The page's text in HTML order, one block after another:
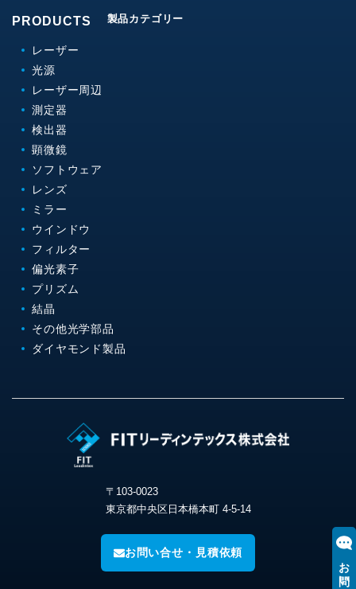
〒103-0023
東京都中央区日本橋本町 4-5-14
お問い合せ・見積依頼
PRODUCTS 製品カテゴリー
レーザー
光源
レーザー周辺
測定器
検出器
顕微鏡
ソフトウェア
レンズ
ミラー
ウインドウ
フィルター
偏光素子
プリズム
結晶
その他光学部品
ダイヤモンド製品